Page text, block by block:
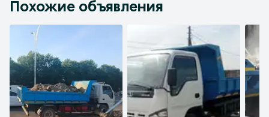
Похожие объявления